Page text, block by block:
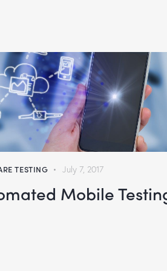
TESTING July 7, 2017
Mobile